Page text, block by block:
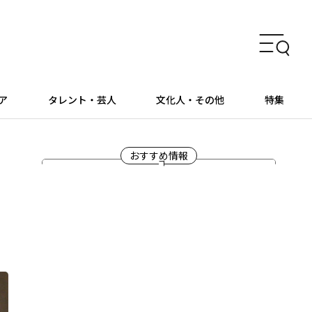
タレント・芸人 文化人・その他 特集
おすすめ情報